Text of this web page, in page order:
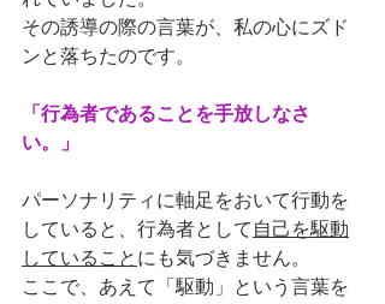
その誘導の際の言葉が、私の心にズド
ンと落ちたのです。
「行為者であることを手放しなさ
い。」
パーソナリティに軸足をおいて行動を
していると、行為者として 自己を駆動
していること にも気づきません。
ここで、あえて「駆動」という言葉を